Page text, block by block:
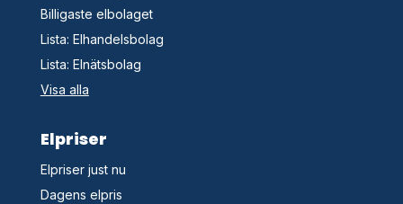
Billigaste elbolaget
Lista: Elhandelsbolag
Lista: Elnätsbolag
Visa alla
Elpriser
Elpriser just nu
Dagens elpris